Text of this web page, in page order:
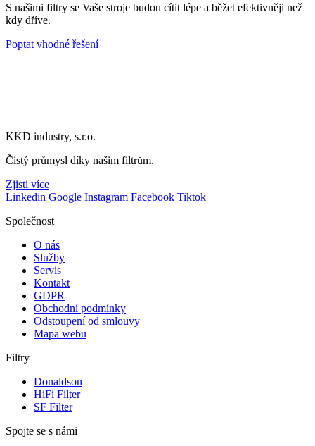
S našimi filtry se Vaše stroje budou cítit lépe a běžet efektivněji než
kdy dříve.
Poptat vhodné řešení
KKD industry, s.r.o.
Čistý průmysl díky našim filtrům.
Zjisti více
Linkedin Google Instagram Facebook Tiktok
Společnost
O nás
Služby
Servis
Kontakt
GDPR
Obchodní podmínky
Odstoupení od smlouvy
Mapa webu
Filtry
Donaldson
HiFi Filter
SF Filter
Spojte se s námi